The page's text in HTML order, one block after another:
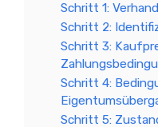
Schritt 1:
Schritt 2:
Schritt 3:
Schritt 4:
Schritt 5: